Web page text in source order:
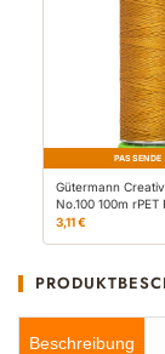
PASSENDE
Gütermann
No.100 100m rPET
3,11 €
Beschreibung